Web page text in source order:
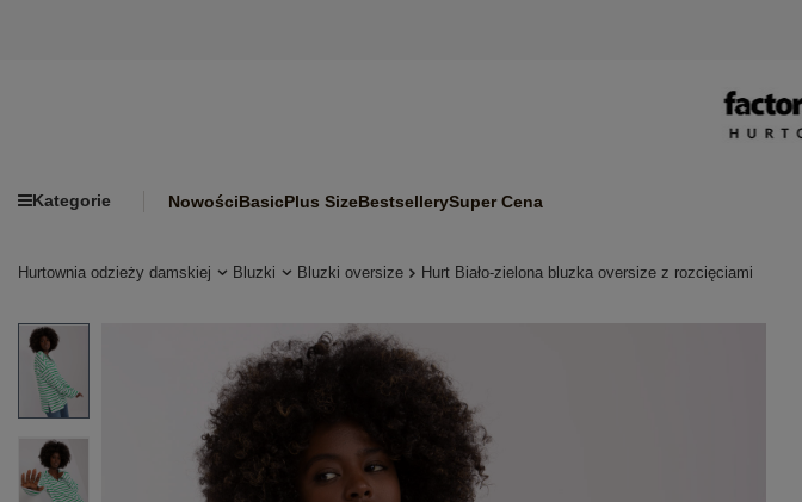
Kategorie NowościBasicPlus SizeBestsellerySuper Cena
Hurtownia odzieży damskiej Bluzki Bluzki oversize Hurt Biało-zielona bluzka oversize z rozcięciami